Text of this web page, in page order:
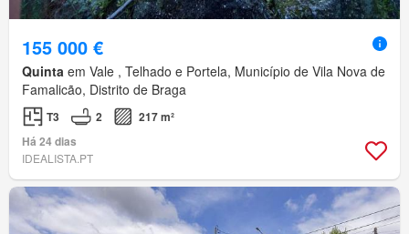
155 000 €
Quinta em Vale , Telhado e Portela, Município de Vila Nova de
Famalicão, Distrito de Braga
T3 2
217 m²
Há 24 dias
IDEALISTA.PT